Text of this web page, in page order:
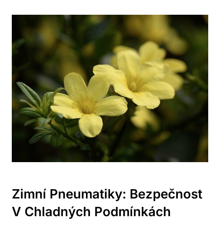
Zimní Pneumatiky: Bezpečnost
V Chladných Podmínkách